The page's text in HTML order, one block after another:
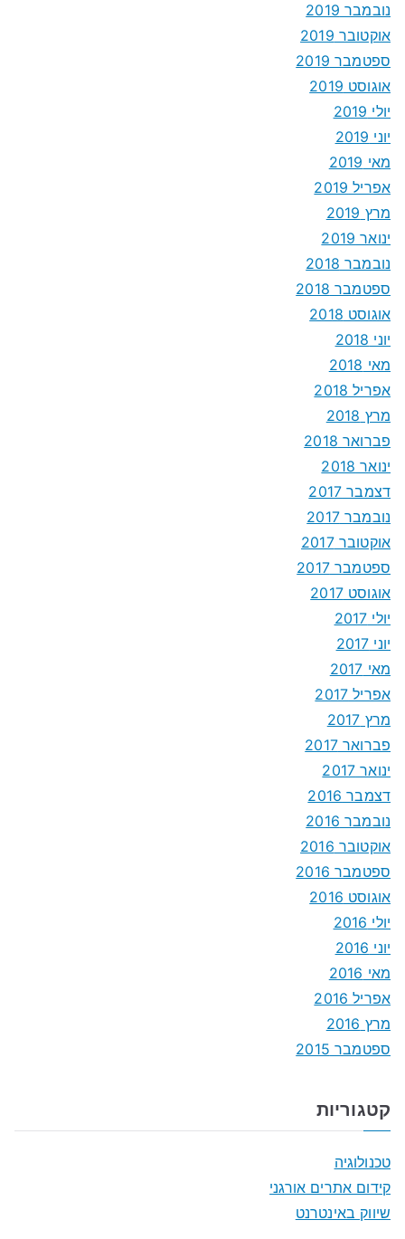
נובמבר 2019
אוקטובר 2019
ספטמבר 2019
אוגוסט 2019
יולי 2019
יוני 2019
מאי 2019
אפריל 2019
מרץ 2019
ינואר 2019
נובמבר 2018
ספטמבר 2018
אוגוסט 2018
יוני 2018
מאי 2018
אפריל 2018
מרץ 2018
פברואר 2018
ינואר 2018
דצמבר 2017
נובמבר 2017
אוקטובר 2017
ספטמבר 2017
אוגוסט 2017
יולי 2017
יוני 2017
מאי 2017
אפריל 2017
מרץ 2017
פברואר 2017
ינואר 2017
דצמבר 2016
נובמבר 2016
אוקטובר 2016
ספטמבר 2016
אוגוסט 2016
יולי 2016
יוני 2016
מאי 2016
אפריל 2016
מרץ 2016
ספטמבר 2015
קטגוריות
טכנולוגיה
קידום אתרים אורגני
שיווק באינטרנט